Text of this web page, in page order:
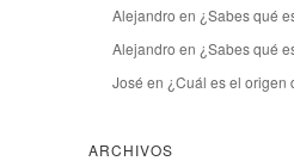
Alejandro en ¿Sabes qué
Alejandro en ¿Sabes qué
José en ¿Cuál es el origen
ARCHIVOS